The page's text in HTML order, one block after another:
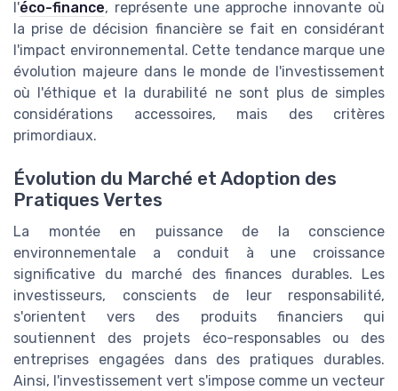
l'éco-finance, représente une approche innovante où
la prise de décision financière se fait en considérant
l'impact environnemental. Cette tendance marque une
évolution majeure dans le monde de l'investissement
où l'éthique et la durabilité ne sont plus de simples
considérations accessoires, mais des critères
primordiaux.
Évolution du Marché et Adoption des
Pratiques Vertes
La montée en puissance de la conscience
environnementale a conduit à une croissance
significative du marché des finances durables. Les
investisseurs, conscients de leur responsabilité,
s'orientent vers des produits financiers qui
soutiennent des projets éco-responsables ou des
entreprises engagées dans des pratiques durables.
Ainsi, l'investissement vert s'impose comme un vecteur